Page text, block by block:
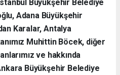
Büyükşehir Belediye
Adana Büyükşehir
Karalar, Antalya
Muhittin Böcek, diğer
ve hakkında
Büyükşehir Belediye